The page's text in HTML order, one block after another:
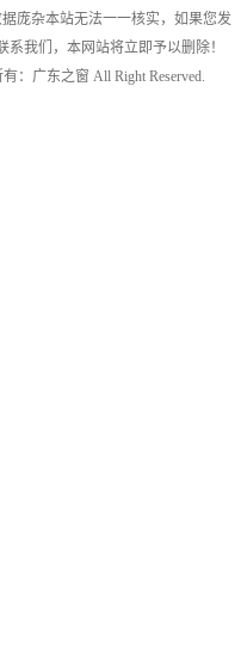
庞杂本站无法一一核实，如果您发
我们，本网站将立即予以删除！
：广东之窗 All Right Reserved.